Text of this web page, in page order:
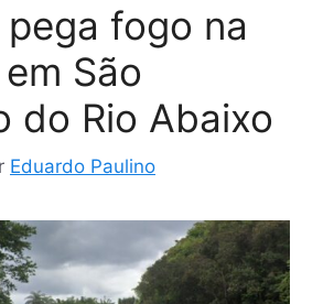
fogo na
São
do Rio Abaixo
Eduardo Paulino